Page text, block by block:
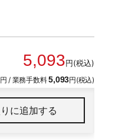
5,093円(税込)
円 / 業務手数料 5,093円(税込)
に追加